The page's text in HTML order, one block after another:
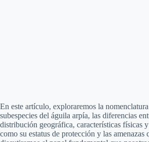
En este artículo, exploraremos la
subespecies del águila arpía, las diferencias
distribución geográfica, características físicas
como su estatus de protección y las amenazas